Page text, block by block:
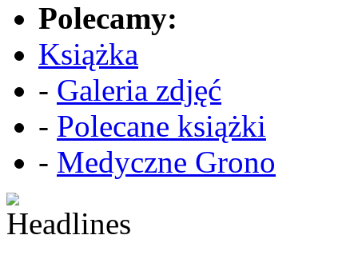
Polecamy:
Książka
- Galeria zdjęć
- Polecane książki
- Medyczne Grono